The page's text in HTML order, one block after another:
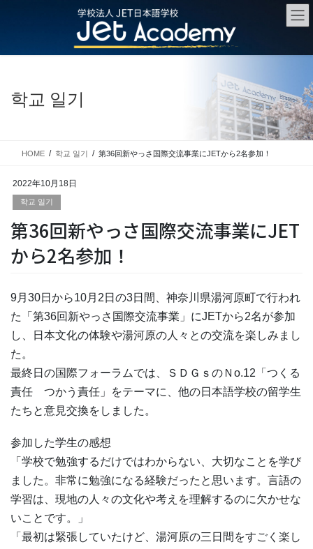
학교 일기
HOME 학교 일기 第36回新やっさ国際交流事業にJETから2名参加！
2022年10月18日
학교 일기
第36回新やっさ国際交流事業にJET
から2名参加！
9月30日から10月2日の3日間、神奈川県湯河原町で行われ
た「第36回新やっさ国際交流事業」にJETから2名が参加
し、日本文化の体験や湯河原の人々との交流を楽しみまし
た。
最終日の国際フォーラムでは、ＳＤＧｓのＮo.12「つくる
責任 つかう責任」をテーマに、他の日本語学校の留学生
たちと意見交換をしました。
参加した学生の感想
「学校で勉強するだけではわからない、大切なことを学び
ました。非常に勉強になる経験だったと思います。言語の
学習は、現地の人々の文化や考えを理解するのに欠かせな
いことです。」
「最初は緊張していたけど、湯河原の三日間をすごく楽し